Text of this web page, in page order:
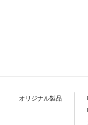
オリジナル製品